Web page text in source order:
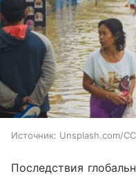
Источник: Unsplash.com/
Последствия